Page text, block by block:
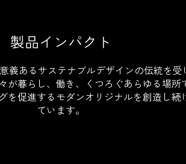
製品インパクト
義あるサステナブルデザインの伝統を受
が暮らし、働き、くつろぐあらゆる場所
を促進するモダンオリジナルを創造し続
ています。